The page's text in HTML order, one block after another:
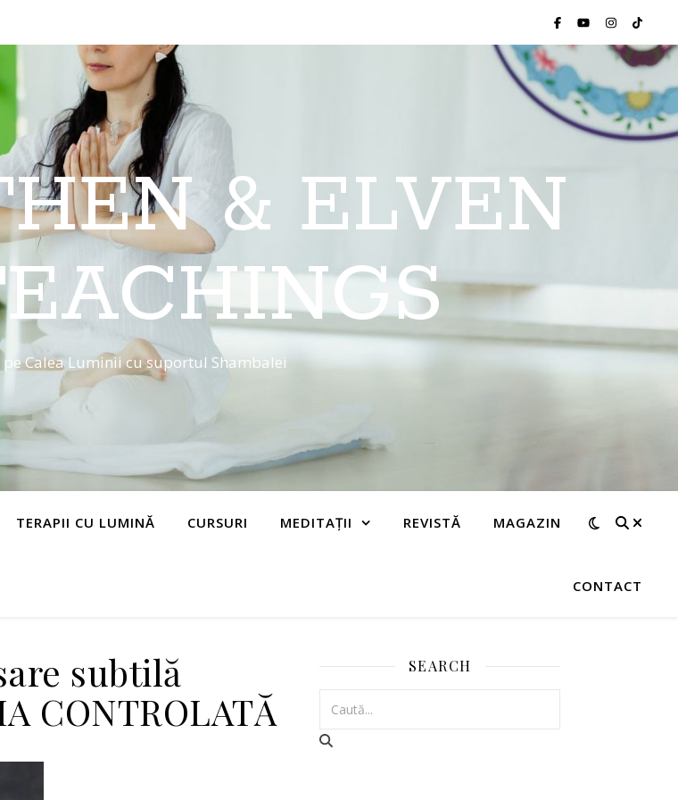
& ELVEN
Calea Luminii cu suportul Shambalei
TERAPII CU LUMINĂ CURSURI MEDITAȚII REVISTĂ MAGAZIN
CONTACT
subtilă
CONTROLATĂ
SEARCH